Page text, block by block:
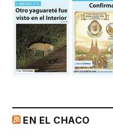
EN EL CHACO